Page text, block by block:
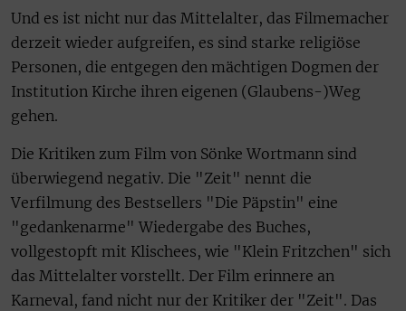
Und es ist nicht nur das Mittelalter, das Filmemacher
derzeit wieder aufgreifen, es sind starke religiöse
Personen, die entgegen den mächtigen Dogmen der
Institution Kirche ihren eigenen (Glaubens-)Weg
gehen.
Die Kritiken zum Film von Sönke Wortmann sind
überwiegend negativ. Die "Zeit" nennt die
Verfilmung des Bestsellers "Die Päpstin" eine
"gedankenarme" Wiedergabe des Buches,
vollgestopft mit Klischees, wie "Klein Fritzchen" sich
das Mittelalter vorstellt. Der Film erinnere an
Karneval, fand nicht nur der Kritiker der "Zeit". Das